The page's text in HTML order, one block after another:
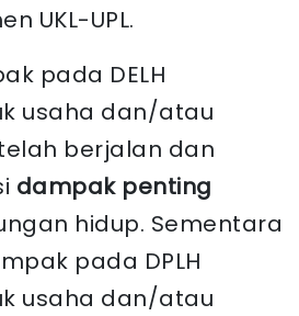
UKL-UPL.
pada DELH
usaha dan/atau
berjalan dan
dampak penting
hidup. Sementara
pada DPLH
usaha dan/atau